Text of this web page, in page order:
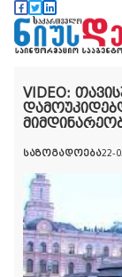
VIDEO:
საზოგადოება22-